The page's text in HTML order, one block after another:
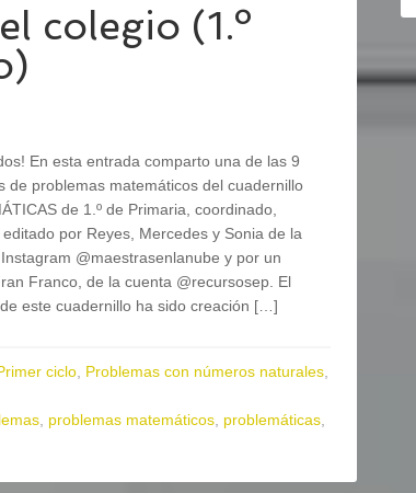
colegio (1.º
En esta entrada comparto una de las 9
de problemas matemáticos del cuadernillo
de 1.º de Primaria, coordinado,
por Reyes, Mercedes y Sonia de la
@maestrasenlanube y por un
Franco, de la cuenta @recursosep. El
este cuadernillo ha sido creación […]
ciclo Problemas con números naturales
problemas matemáticos problemáticas